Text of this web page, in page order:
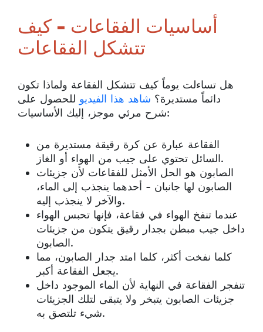
أساسيات الفقاعات - كيف
تتشكل الفقاعات
هل تساءلت يوماً كيف تتشكل الفقاعة ولماذا تكون
دائماً مستديرة؟ شاهد هذا الفيديو للحصول على
شرح مرئي موجز، إليك الأساسيات:
الفقاعة عبارة عن كرة رقيقة مستديرة من
السائل تحتوي على جيب من الهواء أو الغاز.
الصابون هو الحل الأمثل للفقاعات لأن جزيئات
الصابون لها جانبان - أحدهما ينجذب إلى الماء،
والآخر لا ينجذب إليه.
عندما تنفخ الهواء في فقاعة، فإنها تحبس الهواء
داخل جيب مبطن بجدار رقيق يتكون من جزيئات
الصابون.
كلما نفخت أكثر، كلما امتد جدار الصابون، مما
يجعل الفقاعة أكبر.
تنفجر الفقاعة في النهاية لأن الماء الموجود داخل
جزيئات الصابون يتبخر ولا يتبقى لتلك الجزيئات
شيء تلتصق به.